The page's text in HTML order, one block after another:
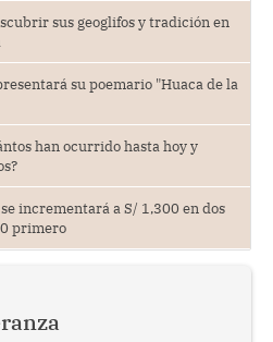
sus geoglifos y tradición en
su poemario "Huaca de la
han ocurrido hasta hoy y
incrementará a S/ 1,300 en dos
primero